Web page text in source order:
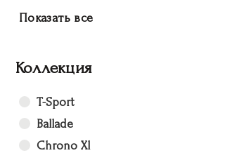
Показать все
Коллекция
T-Sport
Ballade
Chrono Xl